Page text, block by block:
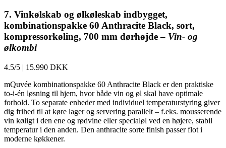
7. Vinkølskab og ølkøleskab indbygget,
kombinationspakke 60 Anthracite Black, sort,
kompressorkøling, 700 mm dørhøjde – Vin- og
ølkombi
4.5/5 | 15.990 DKK
mQuvée kombinationspakke 60 Anthracite Black er den praktiske
to-i-én løsning til hjem, hvor både vin og øl skal have optimale
forhold. To separate enheder med individuel temperaturstyring giver
dig frihed til at køre lager og servering parallelt – f.eks. mousserende
vin køligt i den ene og rødvine eller specialøl ved en højere, stabil
temperatur i den anden. Den anthracite sorte finish passer flot i
moderne køkkener.